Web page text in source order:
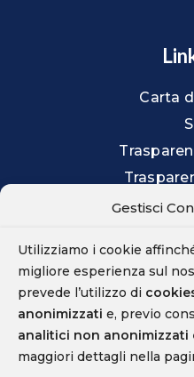
Gestisci
Utilizziamo i cookie
migliore esperienza sul
prevede l’utilizzo di
anonimizzati e, previo
analitici non anonimizzati
maggiori dettagli nella
Carta